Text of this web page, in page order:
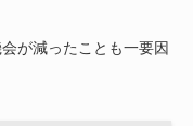
が減ったことも一要因